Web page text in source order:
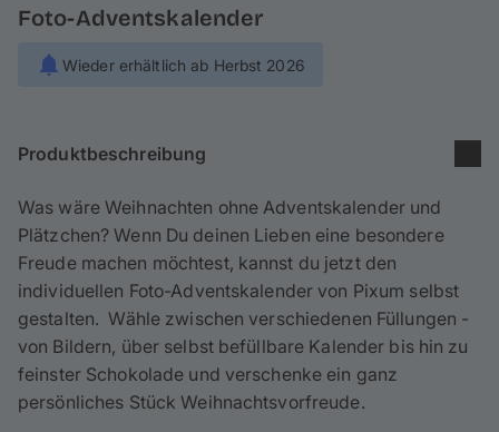
Grußkarten
Handyhüllen
Service
Anmelden / Registrieren
Reisekollektion
Foto-Adventskalender
Wieder erhältlich ab Herbst 2026
Produktbeschreibung
Was wäre Weihnachten ohne Adventskalender und
Plätzchen? Wenn Du deinen Lieben eine besondere
Freude machen möchtest, kannst du jetzt den
individuellen Foto-Adventskalender von Pixum selbst
gestalten. Wähle zwischen verschiedenen Füllungen -
von Bildern, über selbst befüllbare Kalender bis hin zu
feinster Schokolade und verschenke ein ganz
persönliches Stück Weihnachtsvorfreude.